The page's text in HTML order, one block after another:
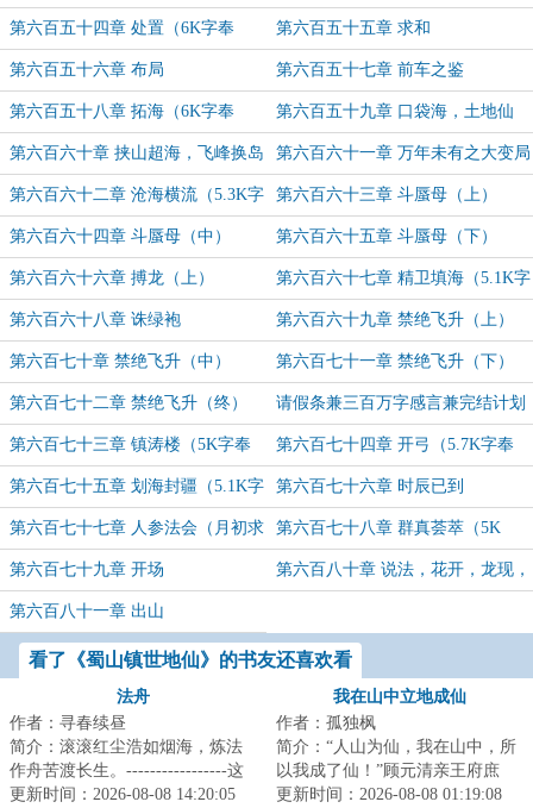
第六百五十四章 处置（6K字奉
上，求月票支持~）
第六百五十五章 求和
第六百五十六章 布局 第六百五十七章 前车之鉴
第六百五十八章 拓海（6K字奉
上，求月票支持~）
第六百五十九章 口袋海，土地仙
（5.4K字奉上，求月票支持~）
第六百六十章 挟山超海，飞峰换岛
（6.4K字奉上，求月票支持~）
第六百六十一章 万年未有之大变局
第六百六十二章 沧海横流（5.3K字
奉上，求月票支持~）
第六百六十三章 斗蜃母（上）
第六百六十四章 斗蜃母（中） 第六百六十五章 斗蜃母（下）
第六百六十六章 搏龙（上） 第六百六十七章 精卫填海（5.1K字
奉上，求月票支持~）
第六百六十八章 诛绿袍 第六百六十九章 禁绝飞升（上）
第六百七十章 禁绝飞升（中） 第六百七十一章 禁绝飞升（下）
（5.1K字奉上，求月票支持~）
第六百七十二章 禁绝飞升（终）
（5.6K字奉上，求月票支持~）
请假条兼三百万字感言兼完结计划
第六百七十三章 镇涛楼（5K字奉
上，求月票支持~）
第六百七十四章 开弓（5.7K字奉
上，求月票支持~）
第六百七十五章 划海封疆（5.1K字
奉上，月底求月票支持~）
第六百七十六章 时辰已到
第六百七十七章 人参法会（月初求
下票~~）
第六百七十八章 群真荟萃（5K
字，月初求月票支持~~）
第六百七十九章 开场 第六百八十章 说法，花开，龙现，
第六百八十一章 出山
看了《蜀山镇世地仙》的书友还喜欢看
法舟
作者：寻春续昼
简介：滚滚红尘浩如烟海，炼法
作舟苦渡长生。-----------------这
是一个柳洞清误入魔门，见鬼蜮
更新时间：2026-08-08 14:20:05
我在山中立地成仙
作者：孤独枫
简介：“人山为仙，我在山中，所
以我成了仙！”顾元清亲王府庶
子，本想背靠大树，躺平做个富
更新时间：2026-08-08 01:19:08